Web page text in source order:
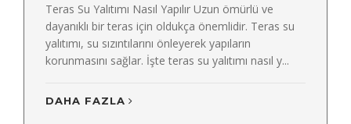
Teras Su Yalıtımı Nasıl Yapılır Uzun ömürlü ve
dayanıklı bir teras için oldukça önemlidir. Teras su
yalıtımı, su sızıntılarını önleyerek yapıların
korunmasını sağlar. İşte teras su yalıtımı nasıl y...
DAHA FAZLA